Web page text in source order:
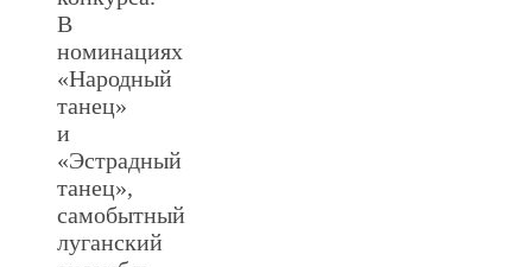
В
номинациях
«Народный
танец»
и
«Эстрадный
танец»,
самобытный
луганский